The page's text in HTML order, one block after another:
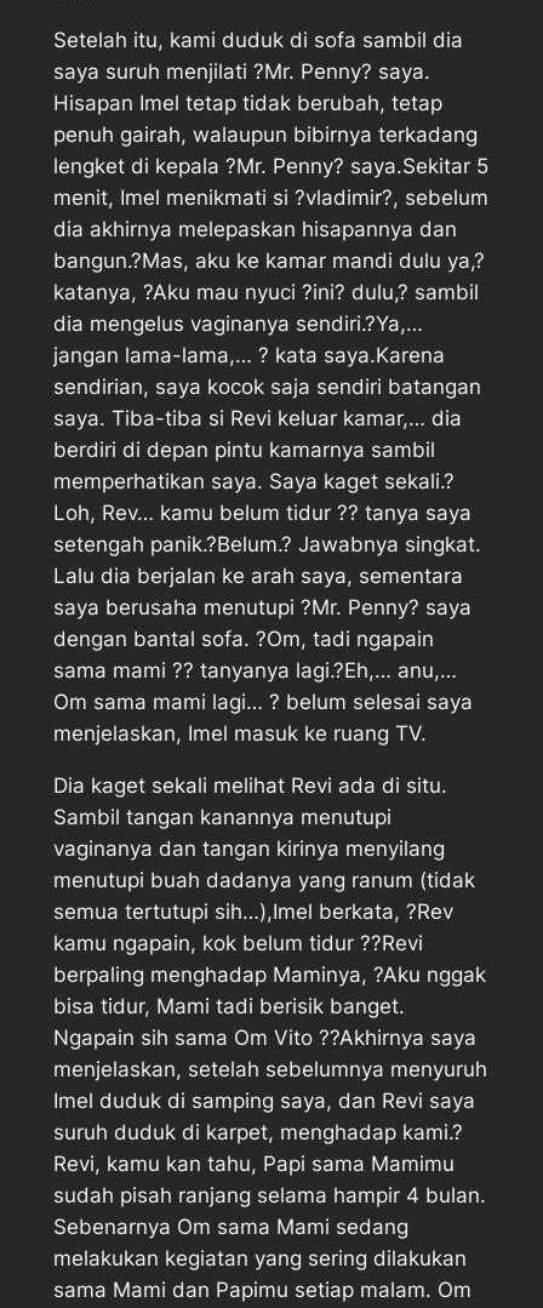
Setelah itu, kami duduk di sofa sambil dia
saya suruh menjilati ?Mr. Penny? saya.
Hisapan Imel tetap tidak berubah, tetap
penuh gairah, walaupun bibirnya terkadang
lengket di kepala ?Mr. Penny? saya.Sekitar 5
menit, Imel menikmati si ?vladimir?, sebelum
dia akhirnya melepaskan hisapannya dan
bangun.?Mas, aku ke kamar mandi dulu ya,?
katanya, ?Aku mau nyuci ?ini? dulu,? sambil
dia mengelus vaginanya sendiri.?Ya,…
jangan lama-lama,… ? kata saya.Karena
sendirian, saya kocok saja sendiri batangan
saya. Tiba-tiba si Revi keluar kamar,… dia
berdiri di depan pintu kamarnya sambil
memperhatikan saya. Saya kaget sekali.?
Loh, Rev… kamu belum tidur ?? tanya saya
setengah panik.?Belum.? Jawabnya singkat.
Lalu dia berjalan ke arah saya, sementara
saya berusaha menutupi ?Mr. Penny? saya
dengan bantal sofa. ?Om, tadi ngapain
sama mami ?? tanyanya lagi.?Eh,… anu,…
Om sama mami lagi… ? belum selesai saya
menjelaskan, Imel masuk ke ruang TV.
Dia kaget sekali melihat Revi ada di situ.
Sambil tangan kanannya menutupi
vaginanya dan tangan kirinya menyilang
menutupi buah dadanya yang ranum (tidak
semua tertutupi sih…),Imel berkata, ?Rev
kamu ngapain, kok belum tidur ??Revi
berpaling menghadap Maminya, ?Aku nggak
bisa tidur, Mami tadi berisik banget.
Ngapain sih sama Om Vito ??Akhirnya saya
menjelaskan, setelah sebelumnya menyuruh
Imel duduk di samping saya, dan Revi saya
suruh duduk di karpet, menghadap kami.?
Revi, kamu kan tahu, Papi sama Mamimu
sudah pisah ranjang selama hampir 4 bulan.
Sebenarnya Om sama Mami sedang
melakukan kegiatan yang sering dilakukan
sama Mami dan Papimu setiap malam. Om